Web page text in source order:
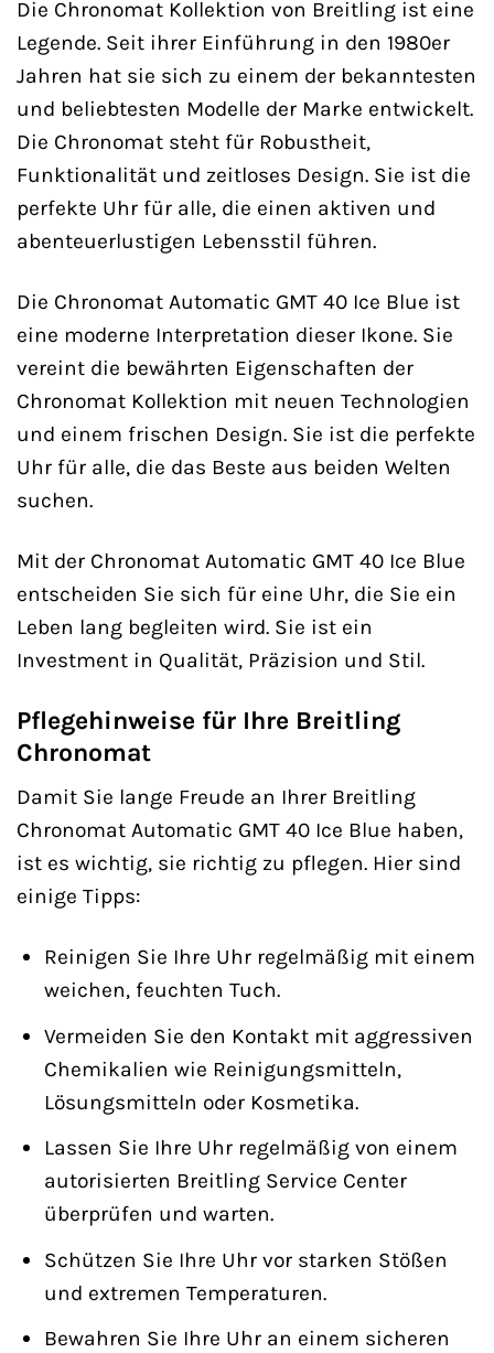
Die Chronomat Kollektion von Breitling ist eine
Legende. Seit ihrer Einführung in den 1980er
Jahren hat sie sich zu einem der bekanntesten
und beliebtesten Modelle der Marke entwickelt.
Die Chronomat steht für Robustheit,
Funktionalität und zeitloses Design. Sie ist die
perfekte Uhr für alle, die einen aktiven und
abenteuerlustigen Lebensstil führen.
Die Chronomat Automatic GMT 40 Ice Blue ist
eine moderne Interpretation dieser Ikone. Sie
vereint die bewährten Eigenschaften der
Chronomat Kollektion mit neuen Technologien
und einem frischen Design. Sie ist die perfekte
Uhr für alle, die das Beste aus beiden Welten
suchen.
Mit der Chronomat Automatic GMT 40 Ice Blue
entscheiden Sie sich für eine Uhr, die Sie ein
Leben lang begleiten wird. Sie ist ein
Investment in Qualität, Präzision und Stil.
Pflegehinweise für Ihre Breitling
Chronomat
Damit Sie lange Freude an Ihrer Breitling
Chronomat Automatic GMT 40 Ice Blue haben,
ist es wichtig, sie richtig zu pflegen. Hier sind
einige Tipps:
Reinigen Sie Ihre Uhr regelmäßig mit einem
weichen, feuchten Tuch.
Vermeiden Sie den Kontakt mit aggressiven
Chemikalien wie Reinigungsmitteln,
Lösungsmitteln oder Kosmetika.
Lassen Sie Ihre Uhr regelmäßig von einem
autorisierten Breitling Service Center
überprüfen und warten.
Schützen Sie Ihre Uhr vor starken Stößen
und extremen Temperaturen.
Bewahren Sie Ihre Uhr an einem sicheren